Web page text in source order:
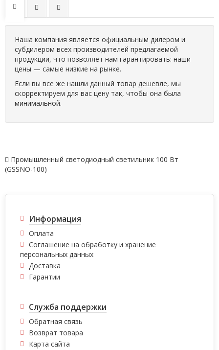
Наша компания является официальным дилером и
субдилером всех производителей предлагаемой
продукции, что позволяет нам гарантировать: наши
цены — самые низкие на рынке.
Если вы все же нашли данный товар дешевле, мы
скорректируем для вас цену так, чтобы она была
минимальной.
Промышленный светодиодный светильник 100 Вт
(GSSNО-100)
Информация
Оплата
Соглашение на обработку и хранение
персональных данных
Доставка
Гарантии
Служба поддержки
Обратная связь
Возврат товара
Карта сайта